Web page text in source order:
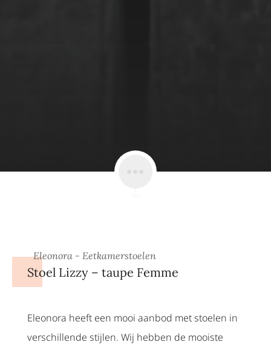
Eleonora - Eetkamerstoelen
Stoel Lizzy – taupe Femme
Eleonora heeft een mooi aanbod met stoelen in
verschillende stijlen. Wij hebben de mooiste